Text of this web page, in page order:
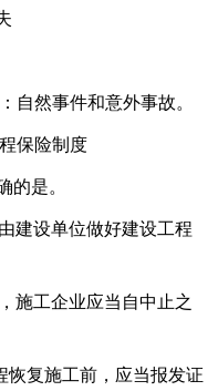
自然事件和意外事故。
保险制度
的是。
建设单位做好建设工程
施工企业应当自中止之
恢复施工前，应当报发证